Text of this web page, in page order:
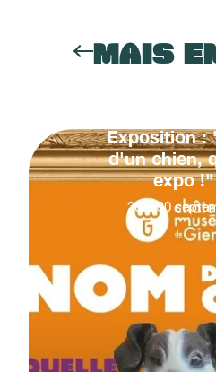
MAIS
Exposition :
d'un chien,
expo !"
20 30